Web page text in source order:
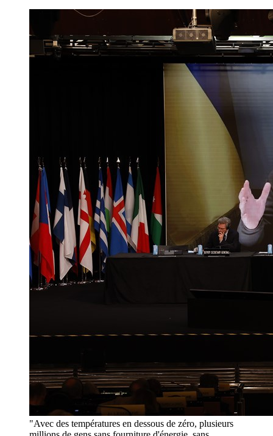
"Avec des températures en dessous de zéro, plusieurs